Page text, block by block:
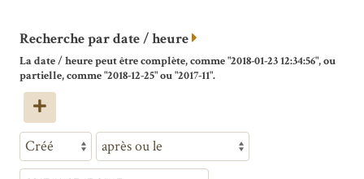
Recherche par date / heure
La date / heure peut être complète, comme "2018-01-23 12:34:56", ou
partielle, comme "2018-12-25" ou "2017-11".